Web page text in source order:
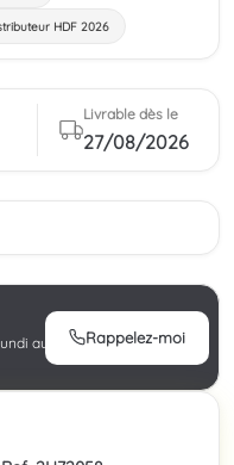
HDF 2026
Livrable dès le
27/08/2026
au
Rappelez-moi